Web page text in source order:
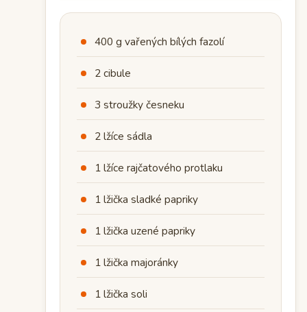
400 g vařených bílých fazolí
2 cibule
3 stroužky česneku
2 lžíce sádla
1 lžíce rajčatového protlaku
1 lžička sladké papriky
1 lžička uzené papriky
1 lžička majoránky
1 lžička soli